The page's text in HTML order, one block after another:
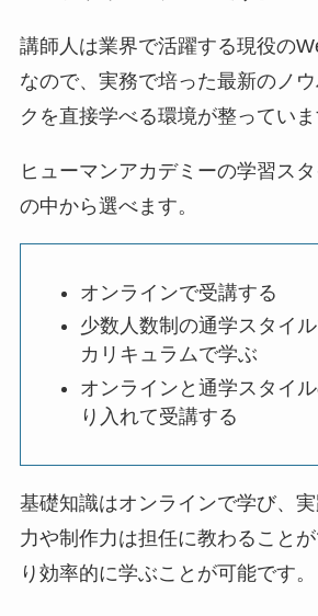
講師人は業界で活躍する現役の
なので、実務で培った最新のノ
クを直接学べる環境が整っていま
ヒューマンアカデミーの学習ス
の中から選べます。
オンラインで受講する
少数人数制の通学スタイ
カリキュラムで学ぶ
オンラインと通学スタイ
り入れて受講する
基礎知識はオンラインで学び、
力や制作力は担任に教わること
り効率的に学ぶことが可能です。